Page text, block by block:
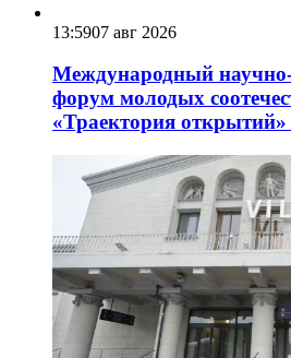
13:5907 авг 2026
Международный научно-
форум молодых
«Траектория